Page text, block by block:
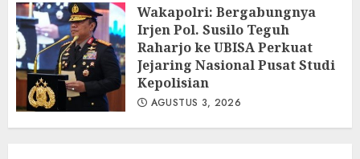
Kebun Raya Bogor
AGUSTUS 3, 2026
Wakapolri: Bergabungnya
Irjen Pol. Susilo Teguh
Raharjo ke UBISA Perkuat
Jejaring Nasional Pusat Studi
Kepolisian
AGUSTUS 3, 2026